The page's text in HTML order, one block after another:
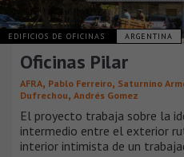
EDIFICIOS DE OFICINAS ARGENTINA
Oficinas Pilar
AFRA, Pablo Ferreiro, Saturnino
Dufrechou, Andrés Gomez
El proyecto trabaja sobre la
intermedio entre el exterior
interior intimista de un